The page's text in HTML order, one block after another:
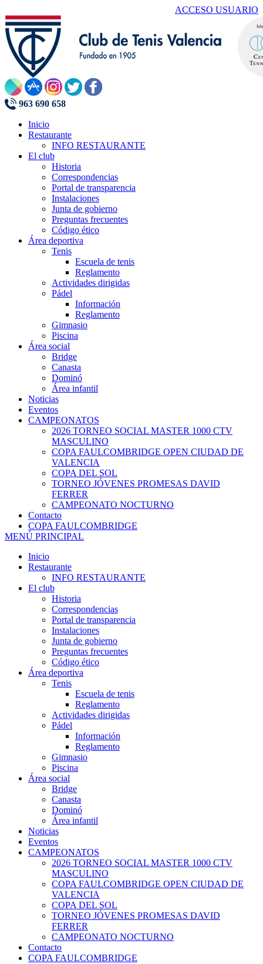
ACCESO USUARIO
963 690 658
Inicio
Restaurante
INFO RESTAURANTE
El club
Historia
Correspondencias
Portal de transparencia
Instalaciones
Junta de gobierno
Preguntas frecuentes
Código ético
Área deportiva
Tenis
Escuela de tenis
Reglamento
Actividades dirigidas
Pádel
Información
Reglamento
Gimnasio
Piscina
Área social
Bridge
Canasta
Dominó
Área infantil
Noticias
Eventos
CAMPEONATOS
2026 TORNEO SOCIAL MASTER 1000 CTV
MASCULINO
COPA FAULCOMBRIDGE OPEN CIUDAD DE
VALENCIA
COPA DEL SOL
TORNEO JÓVENES PROMESAS DAVID
FERRER
CAMPEONATO NOCTURNO
Contacto
COPA FAULCOMBRIDGE
MENÚ PRINCIPAL
Inicio
Restaurante
INFO RESTAURANTE
El club
Historia
Correspondencias
Portal de transparencia
Instalaciones
Junta de gobierno
Preguntas frecuentes
Código ético
Área deportiva
Tenis
Escuela de tenis
Reglamento
Actividades dirigidas
Pádel
Información
Reglamento
Gimnasio
Piscina
Área social
Bridge
Canasta
Dominó
Área infantil
Noticias
Eventos
CAMPEONATOS
2026 TORNEO SOCIAL MASTER 1000 CTV
MASCULINO
COPA FAULCOMBRIDGE OPEN CIUDAD DE
VALENCIA
COPA DEL SOL
TORNEO JÓVENES PROMESAS DAVID
FERRER
CAMPEONATO NOCTURNO
Contacto
COPA FAULCOMBRIDGE